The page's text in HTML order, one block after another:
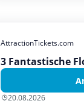
AttractionTickets.com
3 Fantastische
20.08.2026